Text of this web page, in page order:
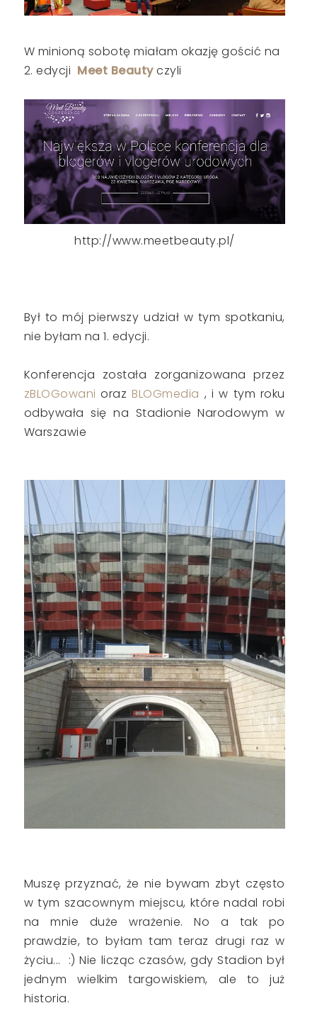
W minioną sobotę miałam okazję gościć na
2. edycji Meet Beautyczyli
http://www.meetbeauty.pl/
Był to mój pierwszy udział w tym spotkaniu,
nie byłam na 1. edycji.
Konferencja została zorganizowana przez
zBLOGowani oraz BLOGmedia , i w tym roku
odbywała się na Stadionie Narodowym w
Warszawie
Muszę przyznać, że nie bywam zbyt często
w tym szacownym miejscu, które nadal robi
na mnie duże wrażenie. No a tak po
prawdzie, to byłam tam teraz drugi raz w
życiu... :) Nie licząc czasów, gdy Stadion był
jednym wielkim targowiskiem, ale to już
historia.